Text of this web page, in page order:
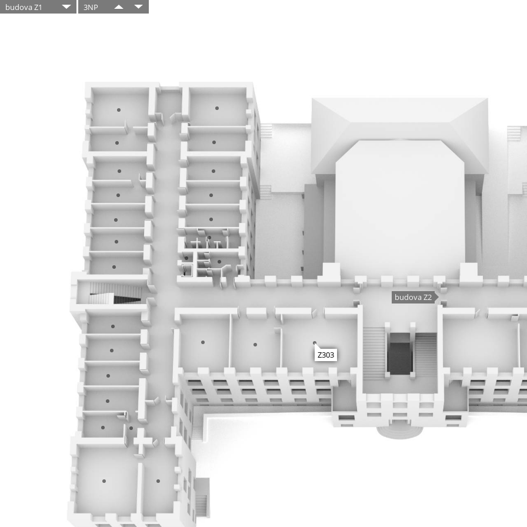
budova Z1 3NP
budova Z2
Z303